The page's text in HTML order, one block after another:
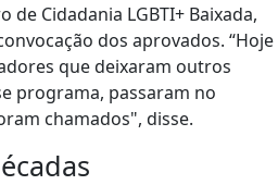
Cidadania LGBTI+ Baixada,
dos aprovados. “Hoje
que deixaram outros
programa, passaram no
chamados", disse.